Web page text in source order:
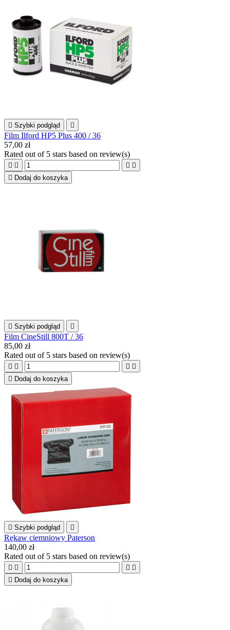
 Szybki podgląd 
Film Ilford HP5 Plus 400 / 36
57,00 zł
Rated out of 5 stars based on review(s)
   
 Dodaj do koszyka
 Szybki podgląd 
Film CineStill 800T / 36
85,00 zł
Rated out of 5 stars based on review(s)
   
 Dodaj do koszyka
 Szybki podgląd 
Rękaw ciemniowy Paterson
140,00 zł
Rated out of 5 stars based on review(s)
   
 Dodaj do koszyka